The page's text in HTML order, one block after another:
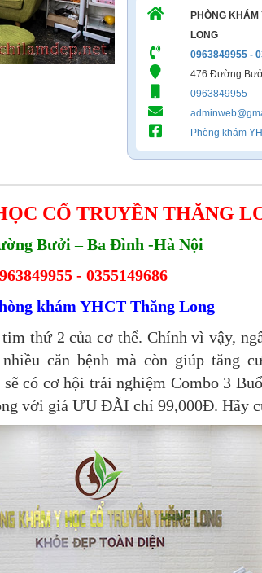
PHÒNG KHÁM
LONG
0963849955 -
476 Đường
0963849955
Phòng khám
CỔ TRUYỀN THĂNG
Bưởi – Ba Đình -Hà Nội
- 0355149686
khám YHCT Thăng Long
thứ 2 của cơ thể. Chính vì vậy,
căn bệnh mà còn giúp tăng
sẽ có cơ hội trải nghiệm Combo 3
với giá ƯU ĐÃI chỉ 99,000Đ. Hãy